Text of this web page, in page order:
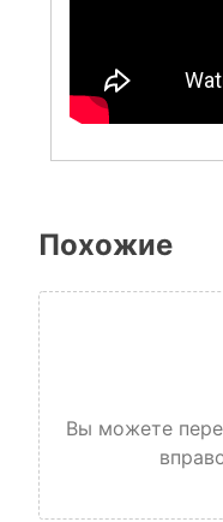
Похожие
Вы можете